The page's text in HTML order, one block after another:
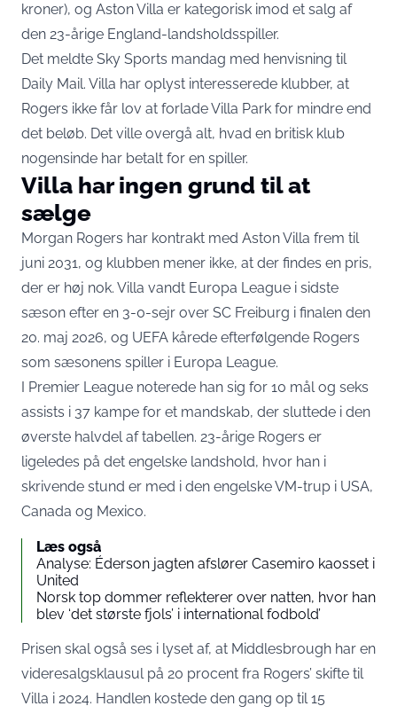
kroner), og Aston Villa er kategorisk imod et salg af
den 23-årige England-landsholdsspiller.
Det meldte Sky Sports mandag med henvisning til
Daily Mail. Villa har oplyst interesserede klubber, at
Rogers ikke får lov at forlade Villa Park for mindre end
det beløb. Det ville overgå alt, hvad en britisk klub
nogensinde har betalt for en spiller.
Villa har ingen grund til at
sælge
Morgan Rogers har kontrakt med Aston Villa frem til
juni 2031, og klubben mener ikke, at der findes en pris,
der er høj nok. Villa vandt Europa League i sidste
sæson efter en 3-0-sejr over SC Freiburg i finalen den
20. maj 2026, og UEFA kårede efterfølgende Rogers
som sæsonens spiller i Europa League.
I Premier League noterede han sig for 10 mål og seks
assists i 37 kampe for et mandskab, der sluttede i den
øverste halvdel af tabellen. 23-årige Rogers er
ligeledes på det engelske landshold, hvor han i
skrivende stund er med i den engelske VM-trup i USA,
Canada og Mexico.
Læs også
Analyse: Éderson jagten afslører Casemiro kaosset i
United
Norsk top dommer reflekterer over natten, hvor han
blev ‘det største fjols’ i international fodbold’
Prisen skal også ses i lyset af, at Middlesbrough har en
videresalgsklausul på 20 procent fra Rogers’ skifte til
Villa i 2024. Handlen kostede den gang op til 15